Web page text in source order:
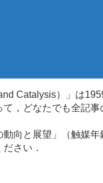
Catalysis）」は
て，どなたでも全記
動向と展望」（触媒
さい．